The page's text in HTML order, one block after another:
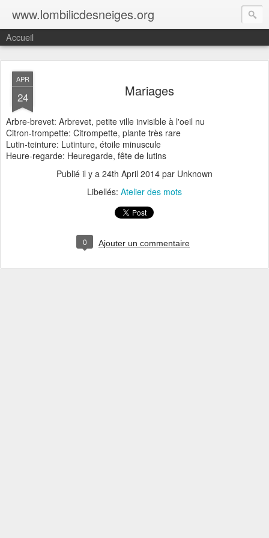
www.lombilicdesneiges.org
Accueil
APR
24 Mariages
Arbre-brevet: Arbrevet, petite ville invisible à l'oeil nu
Citron-trompette: Citrompette, plante très rare
Lutin-teinture: Lutinture, étoile minuscule
Heure-regarde: Heuregarde, fête de lutins
Publié il y a 24th April 2014 par Unknown
Libellés: Atelier des mots
0 Ajouter un commentaire